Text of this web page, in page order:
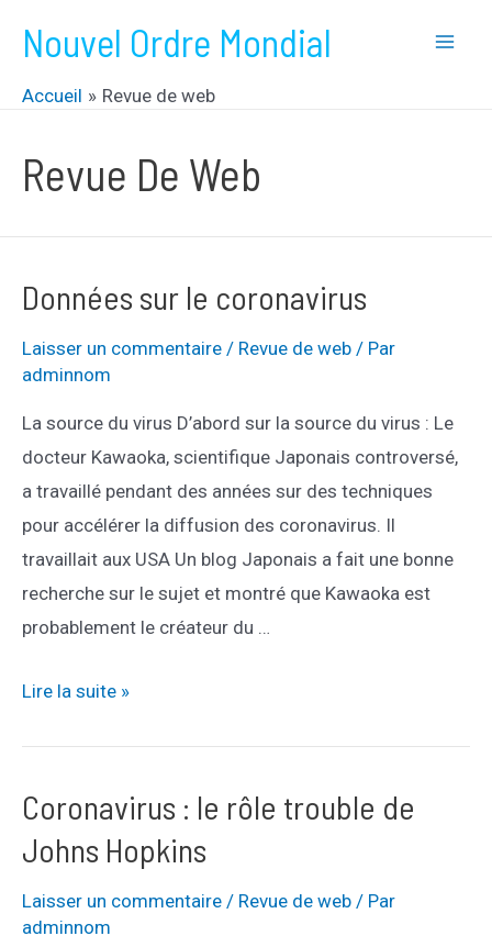
contenu
Nouvel Ordre Mondial
Accueil Revue de web
Revue De Web
Données sur le coronavirus
Laisser un commentaire / Revue de web / Par
adminnom
La source du virus D’abord sur la source du virus : Le
docteur Kawaoka, scientifique Japonais controversé,
a travaillé pendant des années sur des techniques
pour accélérer la diffusion des coronavirus. Il
travaillait aux USA Un blog Japonais a fait une bonne
recherche sur le sujet et montré que Kawaoka est
probablement le créateur du …
Données
coronavirus
Lire la suite »
Coronavirus : le rôle trouble de
Johns Hopkins
Laisser un commentaire / Revue de web / Par
adminnom